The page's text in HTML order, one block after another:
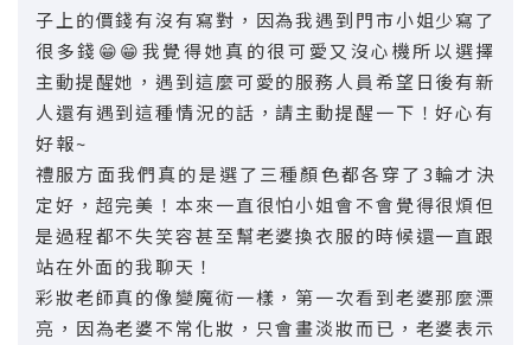
子上的價錢有沒有寫對，因為我遇到門市小姐少寫了
很多錢😁😁我覺得她真的很可愛又沒心機所以選擇
主動提醒她，遇到這麼可愛的服務人員希望日後有新
人還有遇到這種情況的話，請主動提醒一下！好心有
好報~
禮服方面我們真的是選了三種顏色都各穿了3輪才決
定好，超完美！本來一直很怕小姐會不會覺得很煩但
是過程都不失笑容甚至幫老婆換衣服的時候還一直跟
站在外面的我聊天！
彩妝老師真的像變魔術一樣，第一次看到老婆那麼漂
亮，因為老婆不常化妝，只會畫淡妝而已，老婆表示